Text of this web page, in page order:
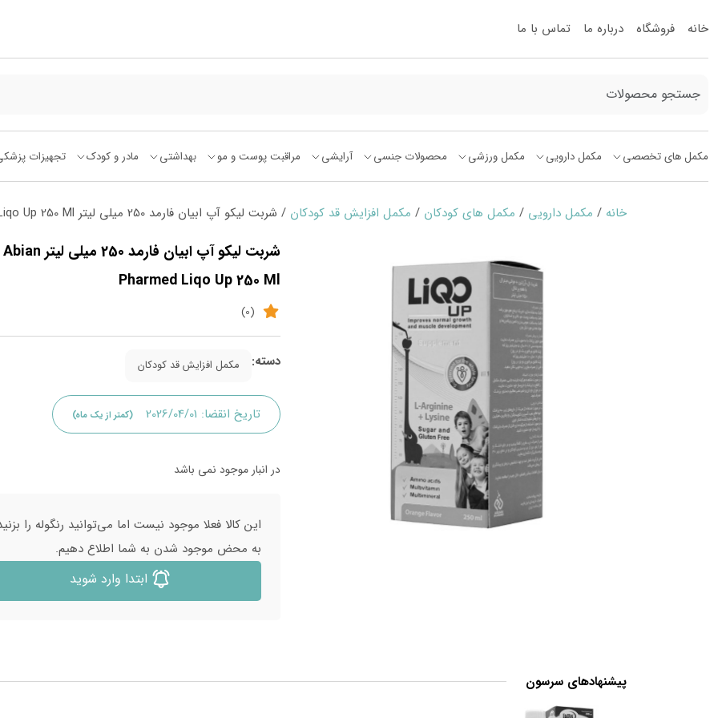
خانه فروشگاه درباره ما تماس با ما
مکمل های تخصصی مکمل دارویی مکمل ورزشی محصولات جنسی آرایشی مراقبت پوست و مو بهداشتی مادر و کودک تجهیزات
خانه / مکمل دارویی / مکمل های کودکان / مکمل افزایش قد کودکان / شربت لیکو آپ ابیان فارمد 250 میلی لیتر Abian Pharmed Liqo Up 250 Ml
شربت لیکو آپ ابیان فارمد 250 میلی لیتر Abian
Pharmed Liqo Up 250 Ml
(0)
دسته: مکمل افزایش قد کودکان
تاریخ انقضا: 2026/04/01 (کمتر از یک ماه)
در انبار موجود نمی باشد
این کالا فعلا موجود نیست اما می‌توانید رنگوله را
به محض موجود شدن به شما اطلاع دهیم.
ابتدا وارد شوید
پیشنهادهای سرسون